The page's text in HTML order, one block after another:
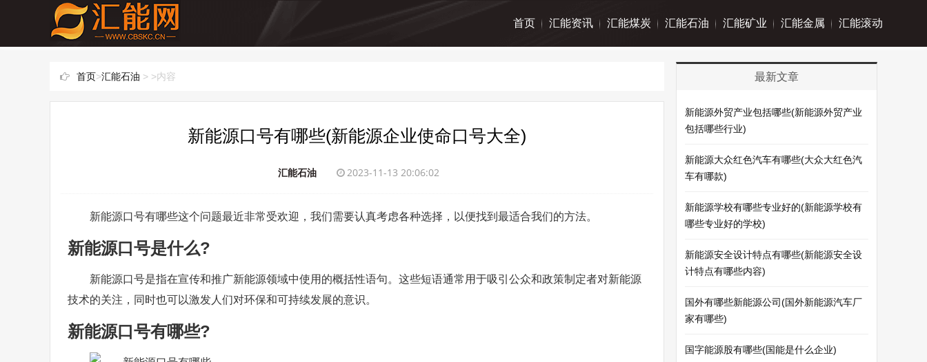
首页 汇能资讯 汇能煤炭 汇能石油 汇能矿业 汇能金属 汇能滚动
首页>汇能石油 > >内容
新能源口号有哪些(新能源企业使命口号大全)
汇能石油 2023-11-13 20:06:02
新能源口号有哪些这个问题最近非常受欢迎，我们需要认真考虑各种选择，以便找到最适合我们的方法。
新能源口号是什么?
新能源口号是指在宣传和推广新能源领域中使用的概括性语句。这些短语通常用于吸引公众和政策制定者对新能源
技术的关注，同时也可以激发人们对环保和可持续发展的意识。
新能源口号有哪些?
最新文章
新能源外贸产业包括哪些(新能源外贸产业
包括哪些行业)
新能源大众红色汽车有哪些(大众大红色汽
车有哪款)
新能源学校有哪些专业好的(新能源学校有
哪些专业好的学校)
新能源安全设计特点有哪些(新能源安全设
计特点有哪些内容)
国外有哪些新能源公司(国外新能源汽车厂
家有哪些)
国字能源股有哪些(国能是什么企业)